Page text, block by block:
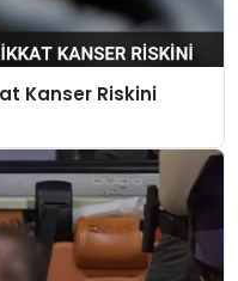
Kanser Riskini